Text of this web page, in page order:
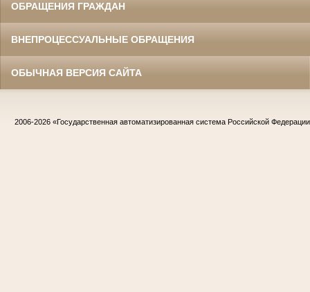
ОБРАЩЕНИЯ ГРАЖДАН
ВНЕПРОЦЕССУАЛЬНЫЕ ОБРАЩЕНИЯ
ОБЫЧНАЯ ВЕРСИЯ САЙТА
2006-2026 «Государственная автоматизированная система Российской